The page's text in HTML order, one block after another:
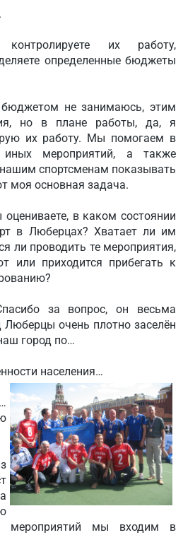
их работу,
определенные бюджеты
не занимаюсь, этим
но в плане работы, да, я
их работу. Мы помогаем в
мероприятий, а также
спортсменам показывать
моя основная задача.
оцениваете, в каком состоянии
в Люберцах? Хватает ли им
ли проводить те мероприятия,
или приходится прибегать к
за вопрос, он весьма
очень плотно заселён
город по…
населения…
…
мероприятий мы входим в